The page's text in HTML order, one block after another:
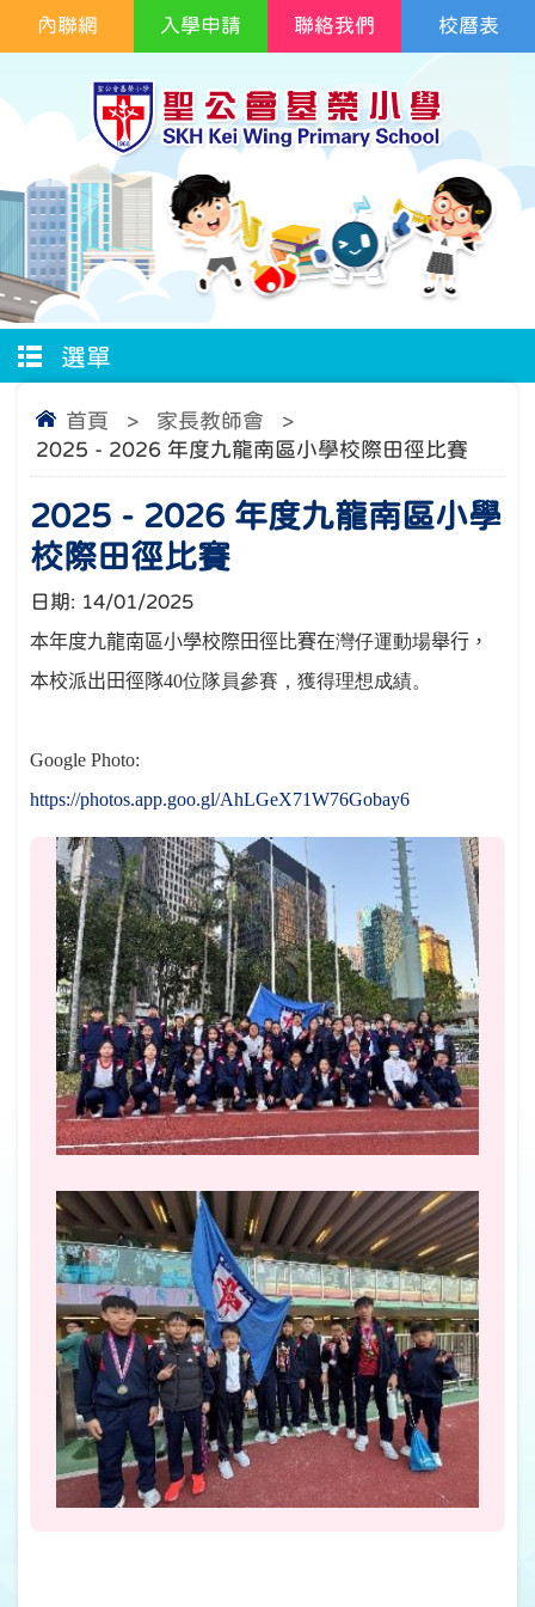
校曆表
內聯網 入學申請 聯絡我們
選單
首頁 > 家長教師會
>
2025 - 2026 年度九龍南區小學校際田徑比賽
2025 - 2026 年度九龍南區小學
校際田徑比賽
日期: 14/01/2025
本年度九龍南區小學校際田徑比賽在灣仔運動場舉行，
本校派出田徑隊40位隊員參賽，獲得理想成績。
Google Photo:
https://photos.app.goo.gl/AhLGeX71W76Gobay6